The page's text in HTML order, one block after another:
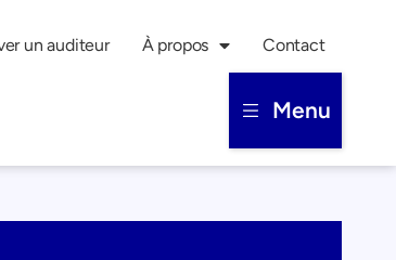
un auditeur À propos Contact
Menu